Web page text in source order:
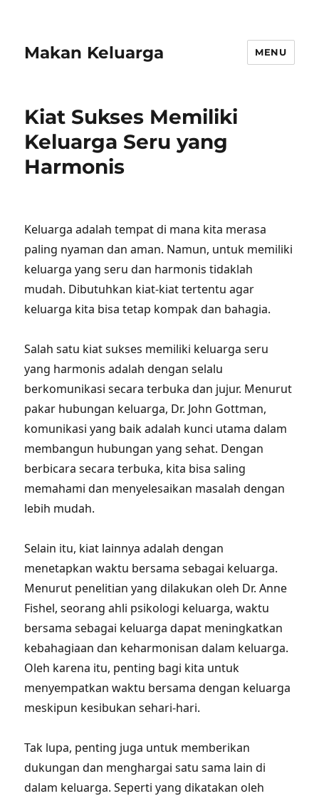
Makan Keluarga MENU
Kiat Sukses Memiliki
Keluarga Seru yang
Harmonis
Keluarga adalah tempat di mana kita merasa
paling nyaman dan aman. Namun, untuk memiliki
keluarga yang seru dan harmonis tidaklah
mudah. Dibutuhkan kiat-kiat tertentu agar
keluarga kita bisa tetap kompak dan bahagia.
Salah satu kiat sukses memiliki keluarga seru
yang harmonis adalah dengan selalu
berkomunikasi secara terbuka dan jujur. Menurut
pakar hubungan keluarga, Dr. John Gottman,
komunikasi yang baik adalah kunci utama dalam
membangun hubungan yang sehat. Dengan
berbicara secara terbuka, kita bisa saling
memahami dan menyelesaikan masalah dengan
lebih mudah.
Selain itu, kiat lainnya adalah dengan
menetapkan waktu bersama sebagai keluarga.
Menurut penelitian yang dilakukan oleh Dr. Anne
Fishel, seorang ahli psikologi keluarga, waktu
bersama sebagai keluarga dapat meningkatkan
kebahagiaan dan keharmonisan dalam keluarga.
Oleh karena itu, penting bagi kita untuk
menyempatkan waktu bersama dengan keluarga
meskipun kesibukan sehari-hari.
Tak lupa, penting juga untuk memberikan
dukungan dan menghargai satu sama lain di
dalam keluarga. Seperti yang dikatakan oleh